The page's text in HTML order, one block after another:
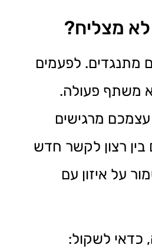
מצליח?
מתנגדים. לפעמים
משתף פעולה.
מרגישים
רצון לקשר חדש
על איזון עם
כדאי לשקול: